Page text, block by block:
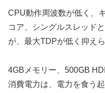
CPU動作周波数が低く、
コア、シングルスレッド
が、最大TDPが低く抑え
4GBメモリー、500GB
消費電力は、電力を食う